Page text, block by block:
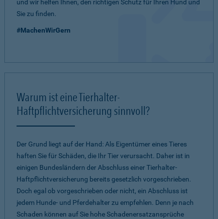
und wir helfen Ihnen, den richtigen Schutz für Ihren Hund und
Sie zu finden.
#MachenWirGern
Warum ist eine Tierhalter-
Haftpflichtversicherung sinnvoll?
Der Grund liegt auf der Hand: Als Eigentümer eines Tieres
haften Sie für Schäden, die Ihr Tier verursacht. Daher ist in
einigen Bundesländern der Abschluss einer Tierhalter-
Haftpflichtversicherung bereits gesetzlich vorgeschrieben.
Doch egal ob vorgeschrieben oder nicht, ein Abschluss ist
jedem Hunde- und Pferdehalter zu empfehlen. Denn je nach
Schaden können auf Sie hohe Schadenersatzansprüche